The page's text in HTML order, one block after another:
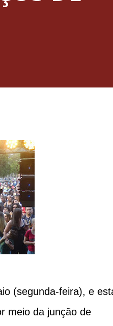
(segunda-feira), e
meio da junção de